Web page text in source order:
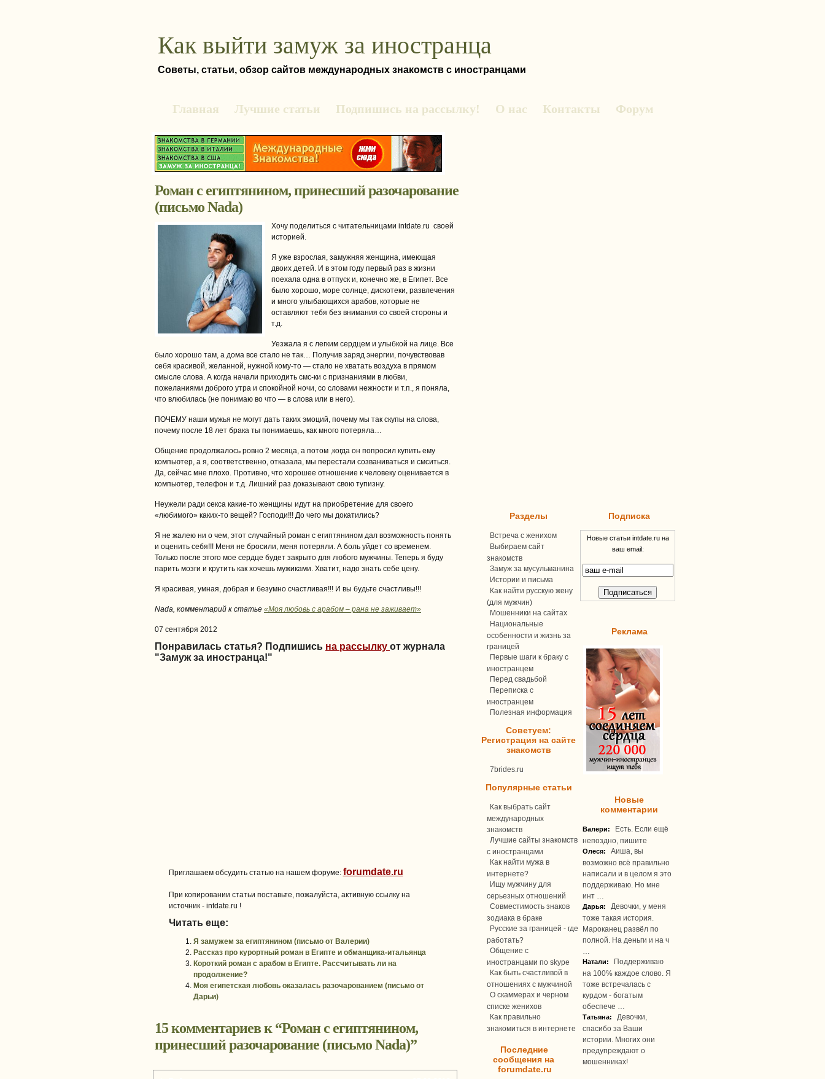
Как выйти замуж за иностранца
Советы, статьи, обзор сайтов международных знакомств с иностранцами
Главная Лучшие статьи Подпишись на рассылку! О нас Контакты Форум
Роман с египтянином, принесший разочарование
(письмо Nada)
Хочу поделиться с читательницами intdate.ru своей
историей.
Я уже взрослая, замужняя женщина, имеющая
двоих детей. И в этом году первый раз в жизни
поехала одна в отпуск и, конечно же, в Египет. Все
было хорошо, море солнце, дискотеки, развлечения
и много улыбающихся арабов, которые не
оставляют тебя без внимания со своей стороны и
т.д.
Уезжала я с легким сердцем и улыбкой на лице. Все
было хорошо там, а дома все стало не так… Получив заряд энергии, почувствовав
себя красивой, желанной, нужной кому-то — стало не хватать воздуха в прямом
смысле слова. А когда начали приходить смс-ки с признаниями в любви,
пожеланиями доброго утра и спокойной ночи, со словами нежности и т.п., я поняла,
что влюбилась (не понимаю во что — в слова или в него).
ПОЧЕМУ наши мужья не могут дать таких эмоций, почему мы так скупы на слова,
почему после 18 лет брака ты понимаешь, как много потеряла…
Общение продолжалось ровно 2 месяца, а потом ,когда он попросил купить ему
компьютер, а я, соответственно, отказала, мы перестали созваниваться и смситься.
Да, сейчас мне плохо. Противно, что хорошее отношение к человеку оценивается в
компьютер, телефон и т.д. Лишний раз доказывают свою тупизну.
Неужели ради секса какие-то женщины идут на приобретение для своего
«любимого» каких-то вещей? Господи!!! До чего мы докатились?
Я не жалею ни о чем, этот случайный роман с египтянином дал возможность понять
и оценить себя!!! Меня не бросили, меня потеряли. А боль уйдет со временем.
Только после этого мое сердце будет закрыто для любого мужчины. Теперь я буду
парить мозги и крутить как хочешь мужиками. Хватит, надо знать себе цену.
Я красивая, умная, добрая и безумно счастливая!!! И вы будьте счастливы!!!
Nada, комментарий к статье «Моя любовь с арабом – рана не заживает»
07 сентября 2012
Понравилась статья? Подпишись на рассылку от журнала
"Замуж за иностранца!"
Приглашаем обсудить статью на нашем форуме: forumdate.ru
При копировании статьи поставьте, пожалуйста, активную ссылку на
источник - intdate.ru !
Читать еще:
Я замужем за египтянином (письмо от Валерии)
Рассказ про курортный роман в Египте и обманщика-итальянца
Короткий роман с арабом в Египте. Рассчитывать ли на
продолжение?
Моя египетская любовь оказалась разочарованием (письмо от
Дарьи)
15 комментариев к “Роман с египтянином,
принесший разочарование (письмо Nada)”
Разделы
Встреча с женихом
Выбираем сайт
знакомств
Замуж за мусульманина
Истории и письма
Как найти русскую жену
(для мужчин)
Мошенники на сайтах
Национальные
особенности и жизнь за
границей
Первые шаги к браку с
иностранцем
Перед свадьбой
Переписка c
иностранцем
Полезная информация
Советуем:
Регистрация на сайте
знакомств
7brides.ru
Популярные статьи
Как выбрать сайт
международных
знакомств
Лучшие сайты знакомств
с иностранцами
Как найти мужа в
интернете?
Ищу мужчину для
серьезных отношений
Совместимость знаков
зодиака в браке
Русские за границей - где
работать?
Общение с
иностранцами по skype
Как быть счастливой в
отношениях с мужчиной
О скаммерах и черном
списке женихов
Как правильно
знакомиться в интернете
Последние
сообщения на
forumdate.ru
Подписка
Новые статьи intdate.ru на
ваш email:
Реклама
Новые
комментарии
Валери: Есть. Если ещё
непоздно, пишите
Олеся:
Аиша, вы
возможно всё правильно
написали и в целом я это
поддерживаю. Но мне
инт …
Дарья:
Девочки, у меня
тоже такая история.
Мароканец развёл по
полной. На деньги и на ч
Натали:
Поддерживаю
на 100% каждое слово. Я
тоже встречалась с
курдом - богатым
обеспече …
Татьяна:
Девочки,
спасибо за Ваши
истории. Многих они
предупреждают о
мошенниках!